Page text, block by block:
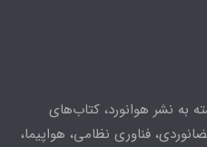
به نشر هوانورد، کتاب‌های
فناوری نظامی، هواپیما،